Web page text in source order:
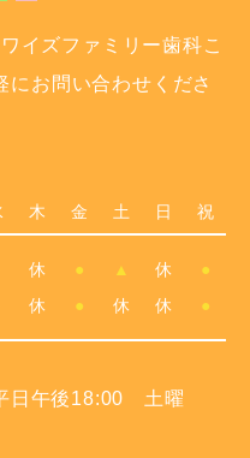
イズファミリー歯科こ
にお問い合わせくださ
木 金 土 日 祝
休 ● ▲ 休
●
休 ● 休 休 ●
日午後18:00 土曜